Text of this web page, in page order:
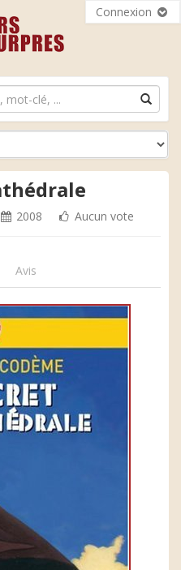
Connexion
2008 Aucun vote
Avis